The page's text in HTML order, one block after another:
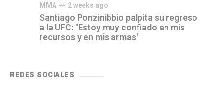
MMA 2 weeks ago
Santiago Ponzinibbio palpita su regreso
a la UFC: "Estoy muy confiado en mis
recursos y en mis armas"
REDES SOCIALES